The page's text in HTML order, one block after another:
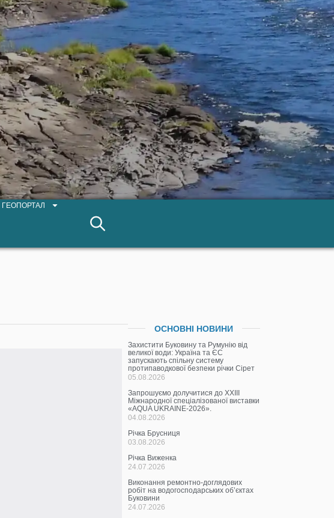
ГЕОПОРТАЛ
ОСНОВНІ НОВИНИ
Захистити Буковину та Румунію від
великої води: Україна та ЄС
запускають спільну систему
протипаводкової безпеки річки Сірет
05.08.2026
Запрошуємо долучитися до ХХІІІ
Міжнародної спеціалізованої виставки
«AQUA UKRAINE-2026».
04.08.2026
Річка Брусниця
03.08.2026
Річка Виженка
24.07.2026
Виконання ремонтно-доглядових
робіт на водогосподарських об’єктах
Буковини
24.07.2026